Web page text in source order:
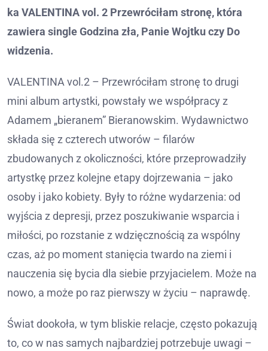
ka VALENTINA vol. 2 Przewróciłam stronę, która
zawiera single Godzina zła, Panie Wojtku czy Do
widzenia.
VALENTINA vol.2 – Przewróciłam stronę to drugi
mini album artystki, powstały we współpracy z
Adamem „bieranem” Bieranowskim. Wydawnictwo
składa się z czterech utworów – filarów
zbudowanych z okoliczności, które przeprowadziły
artystkę przez kolejne etapy dojrzewania – jako
osoby i jako kobiety. Były to różne wydarzenia: od
wyjścia z depresji, przez poszukiwanie wsparcia i
miłości, po rozstanie z wdzięcznością za wspólny
czas, aż po moment stanięcia twardo na ziemi i
nauczenia się bycia dla siebie przyjacielem. Może na
nowo, a może po raz pierwszy w życiu – naprawdę.
Świat dookoła, w tym bliskie relacje, często pokazują
to, co w nas samych najbardziej potrzebuje uwagi –